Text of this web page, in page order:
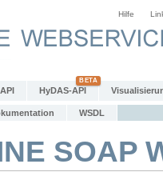
Hilfe
HyDAS-API
WSDL
SOAP